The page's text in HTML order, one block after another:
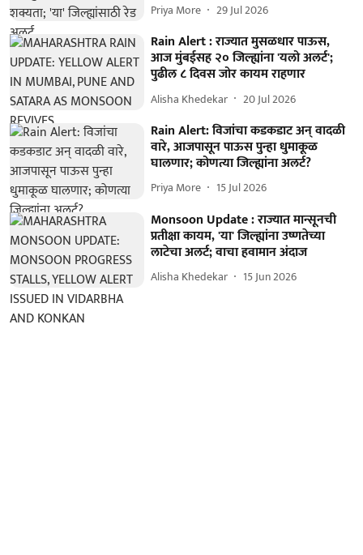
Priya More 29 Jul 2026
Rain Alert : राज्यात मुसळधार पाऊस,
आज मुंबईसह २० जिल्ह्यांना 'यलो अलर्ट';
पुढील ८ दिवस जोर कायम राहणार
Alisha Khedekar 20 Jul 2026
Rain Alert: विजांचा कडकडाट अन् वादळी
वारे, आजपासून पाऊस पुन्हा धुमाकूळ
घालणार; कोणत्या जिल्ह्यांना अलर्ट?
Priya More 15 Jul 2026
Monsoon Update : राज्यात मान्सूनची
प्रतीक्षा कायम, 'या' जिल्ह्यांना उष्णतेच्या
लाटेचा अलर्ट; वाचा हवामान अंदाज
Alisha Khedekar 15 Jun 2026